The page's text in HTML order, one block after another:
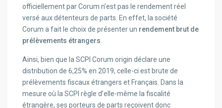
officiellement par Corum n’est pas le rendement réel
versé aux détenteurs de parts. En effet, la société
Corum a fait le choix de présenter un rendement brut de
prélèvements étrangers
Ainsi, bien que la SCPI Corum origin déclare une
distribution de 6,25% en 2019, celle-ci est brute de
prélèvements fiscaux étrangers et Français. Dans la
mesure où la SCPI règle d’elle-même la fiscalité
étrangère, ses porteurs de parts reçoivent donc